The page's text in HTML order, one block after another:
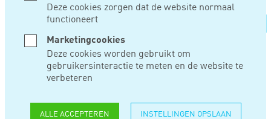
Deze cookies zorgen dat de website normaal
functioneert
Marketingcookies
Deze cookies worden gebruikt om
gebruikersinteractie te meten en de website te
verbeteren
ALLE ACCEPTEREN INSTELLINGEN OPSLAAN
VERJARINGSTERMIJN
BELASTINGSCHULD
NIET VERLENGD
DOOR UITSTEL